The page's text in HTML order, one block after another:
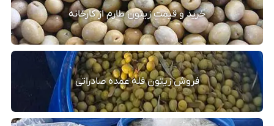
خرید و قیمت زیتون طارم از کارخانه
فروش زیتون فله عمده صادراتی